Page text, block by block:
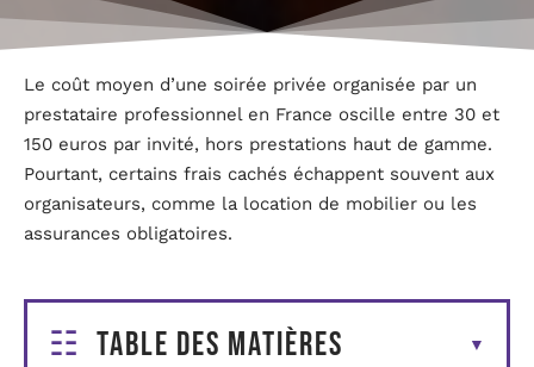
Le coût moyen d’une soirée privée organisée par un
prestataire professionnel en France oscille entre 30 et
150 euros par invité, hors prestations haut de gamme.
Pourtant, certains frais cachés échappent souvent aux
organisateurs, comme la location de mobilier ou les
assurances obligatoires.
Table des matières